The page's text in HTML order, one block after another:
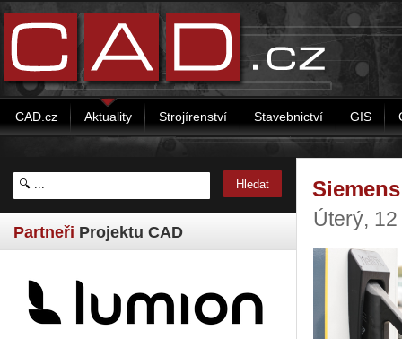
CAD.cz Aktuality Strojírenství Stavebnictví GIS
Partneři Projektu CAD
Úterý,